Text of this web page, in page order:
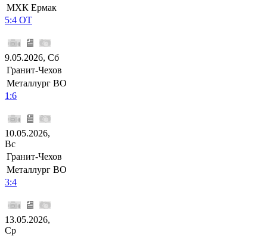
МХК Ермак
5:4 ОТ
9.05.2026, Сб
Гранит-Чехов
Металлург ВО
1:6
10.05.2026,
Вс
Гранит-Чехов
Металлург ВО
3:4
13.05.2026,
Ср